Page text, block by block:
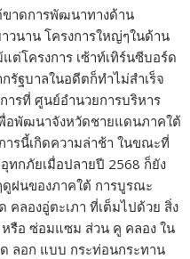
ขาดการพัฒนาทางด้าน
วนาน โครงการใหญ่ๆในด้าน
ต่โครงการ เซ้าท์เทิร์นซีบอร์ด
รัฐบาลในอดีตก็ทำไม่สำเร็จ
ารที่ ศูนย์อำนวยการบริหาร
อพัฒนาจังหวัดชายแดนภาคใต้
ารนี้เกิดความล่าช้า ในขณะที่
ทกภัยเมื่อปลายปี 2568 ก็ยัง
ฝนของภาคใต้ การบูรณะ
คลองอู่ตะเภา ที่เต็มไปด้วย สิ่ง
รือ ซ่อมแซม ส่วน คู คลอง ใน
ลอก แบบ กระท่อนกระทาน